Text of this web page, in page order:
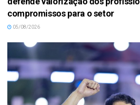
compromissos para o setor
05/08/2026